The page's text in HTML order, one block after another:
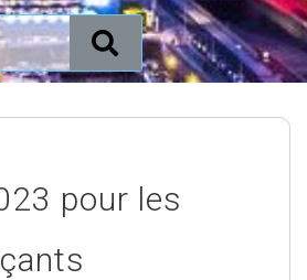
pour les